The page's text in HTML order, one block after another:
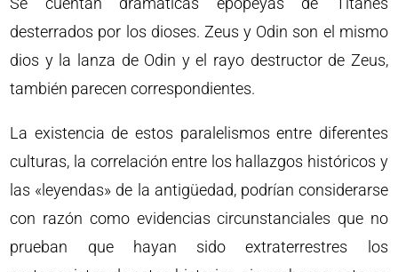
desterrados por los dioses. Zeus y Odin son el mismo
dios y la lanza de Odin y el rayo destructor de Zeus,
también parecen correspondientes.
La existencia de estos paralelismos entre diferentes
culturas, la correlación entre los hallazgos históricos y
las «leyendas» de la antigüedad, podrían considerarse
con razón como evidencias circunstanciales que no
prueban que hayan sido extraterrestres los